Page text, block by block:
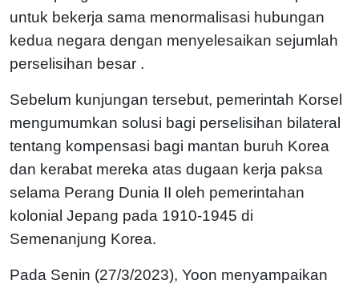
untuk bekerja sama menormalisasi hubungan
kedua negara dengan menyelesaikan sejumlah
perselisihan besar .
Sebelum kunjungan tersebut, pemerintah Korsel
mengumumkan solusi bagi perselisihan bilateral
tentang kompensasi bagi mantan buruh Korea
dan kerabat mereka atas dugaan kerja paksa
selama Perang Dunia II oleh pemerintahan
kolonial Jepang pada 1910-1945 di
Semenanjung Korea.
Pada Senin (27/3/2023), Yoon menyampaikan